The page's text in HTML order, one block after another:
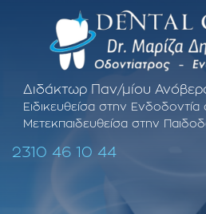
Διδάκτωρ Παν/μίου
Ειδικευθείσα στην
Μετεκπαιδευθείσα στην
2310 46 10 44